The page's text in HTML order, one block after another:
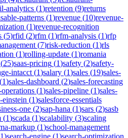
analytics (1)retention (9)returns
patterns (1)revenue (10)revenue-
(1)revenue-recognition
(5)rfid (2)rfm (1)rfm-analysis (1)rfp
(7)risk-reduction (1)rls
(1)rolling-update (1)romania
(25)saas-pricing (1)safety (2)safety-
intacct (1)salary (1)sales (19)sales-
(1)sales-dashboard (2)sales-forecasting
operations (1)sales-pipeline (1)sales-
einstein (1)salesforce-essentials
one (2)sap-hana (1)sars (2)sasb
(1)scada (1)scalability (3)scaling
markup (1)school-management
1)search-engine (1)search-optimization